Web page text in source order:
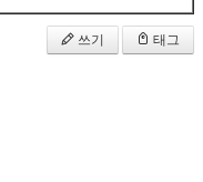
쓰기 태그